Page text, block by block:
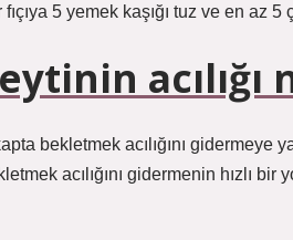
5 yemek kaşığı tuz ve en az
acılığı
bekletmek acılığını gidermeye
acılığını gidermenin hızlı bir